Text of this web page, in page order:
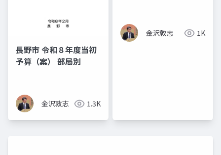
長野市 令和８年度当初
予算（案） 部局別
金沢敦志 1.3K
金沢敦志 1K